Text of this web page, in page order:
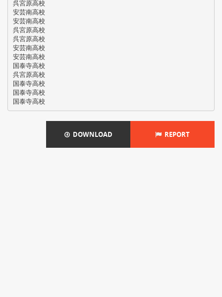
呉宮原高校
安芸南高校
安芸南高校
呉宮原高校
呉宮原高校
安芸南高校
安芸南高校
国泰寺高校
呉宮原高校
国泰寺高校
国泰寺高校
DOWNLOAD REPORT